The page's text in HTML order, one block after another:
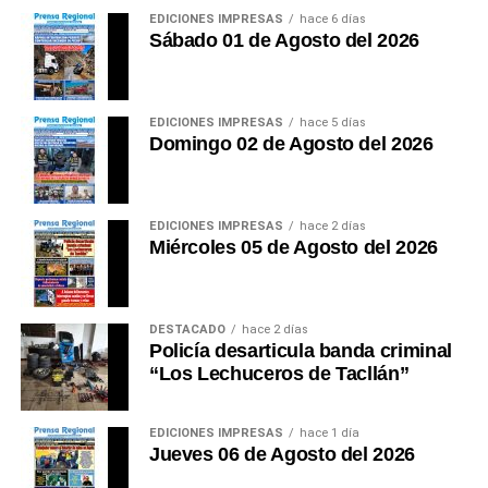
Esta es mi opinión. ¿Usted qué opina?(Guido C.
Duarte Plata Reg. CPP.
EDICIONES IMPRESAS hace 6 días
Sábado 01 de Agosto del 2026
EDICIONES IMPRESAS hace 5 días
Domingo 02 de Agosto del 2026
EDICIONES IMPRESAS hace 2 días
Miércoles 05 de Agosto del 2026
DESTACADO hace 2 días
Policía desarticula banda criminal
“Los Lechuceros de Tacllán”
EDICIONES IMPRESAS hace 1 día
Jueves 06 de Agosto del 2026